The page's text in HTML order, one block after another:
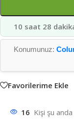
10 saat 28
Konumunuz:
Favorilerime Ekle
16 Kişi şu